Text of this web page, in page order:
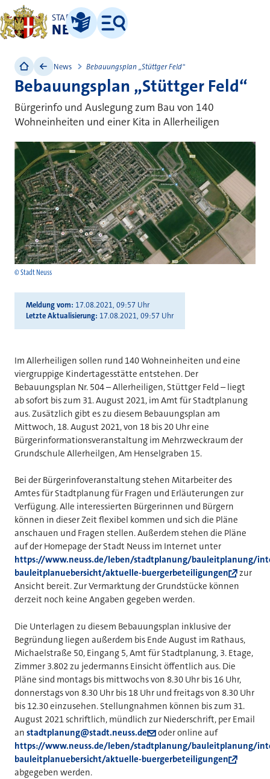
STADT
NEUSS
Leichte Sprache
Menü
© Stadt Neuss
News Bebauungsplan „Stüttger Feld“
Bebauungsplan „Stüttger Feld“
Bürgerinfo und Auslegung zum Bau von 140
Wohneinheiten und einer Kita in Allerheiligen
Meldung vom 17.08.2021, 09:57 Uhr
Letzte Aktualisierung 17.08.2021, 09:57 Uhr
Im Allerheiligen sollen rund 140 Wohneinheiten und eine
viergruppige Kindertagesstätte entstehen. Der
Bebauungsplan Nr. 504 – Allerheiligen, Stüttger Feld – liegt
ab sofort bis zum 31. August 2021, im Amt für Stadtplanung
aus. Zusätzlich gibt es zu diesem Bebauungsplan am
Mittwoch, 18. August 2021, von 18 bis 20 Uhr eine
Bürgerinformationsveranstaltung im Mehrzweckraum der
Grundschule Allerheilgen, Am Henselgraben 15.
Bei der Bürgerinfoveranstaltung stehen Mitarbeiter des
Amtes für Stadtplanung für Fragen und Erläuterungen zur
Verfügung. Alle interessierten Bürgerinnen und Bürgern
können in dieser Zeit flexibel kommen und sich die Pläne
anschauen und Fragen stellen. Außerdem stehen die Pläne
auf der Homepage der Stadt Neuss im Internet unter
https://www.neuss.de/leben/stadtplanung/bauleitplanung/
bauleitplanuebersicht/aktuelle-buergerbeteiligungen
zur
Ansicht bereit. Zur Vermarktung der Grundstücke können
derzeit noch keine Angaben gegeben werden.
Die Unterlagen zu diesem Bebauungsplan inklusive der
Begründung liegen außerdem bis Ende August im Rathaus,
Michaelstraße 50, Eingang 5, Amt für Stadtplanung, 3. Etage,
Zimmer 3.802 zu jedermanns Einsicht öffentlich aus. Die
Pläne sind montags bis mittwochs von 8.30 Uhr bis 16 Uhr,
donnerstags von 8.30 Uhr bis 18 Uhr und freitags von 8.30 Uhr
bis 12.30 einzusehen. Stellungnahmen können bis zum 31.
August 2021 schriftlich, mündlich zur Niederschrift, per Email
an stadtplanung@stadt.neuss.de
oder online auf
https://www.neuss.de/leben/stadtplanung/bauleitplanung/
bauleitplanuebersicht/aktuelle-buergerbeteiligungen
abgegeben werden.